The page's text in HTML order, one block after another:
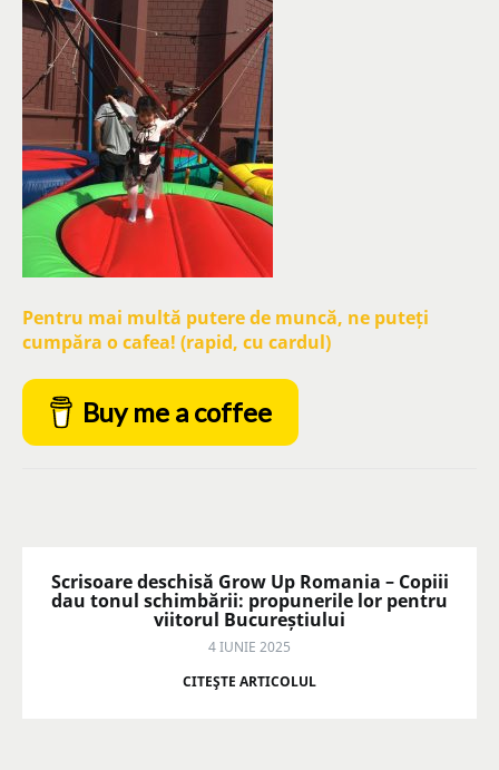
Pentru mai multă putere de muncă, ne puteți
cumpăra o cafea! (rapid, cu cardul)
Buy me a coffee
Scrisoare deschisă Grow Up Romania – Copiii
dau tonul schimbării: propunerile lor pentru
viitorul Bucureștiului
4 IUNIE 2025
CITEŞTE ARTICOLUL